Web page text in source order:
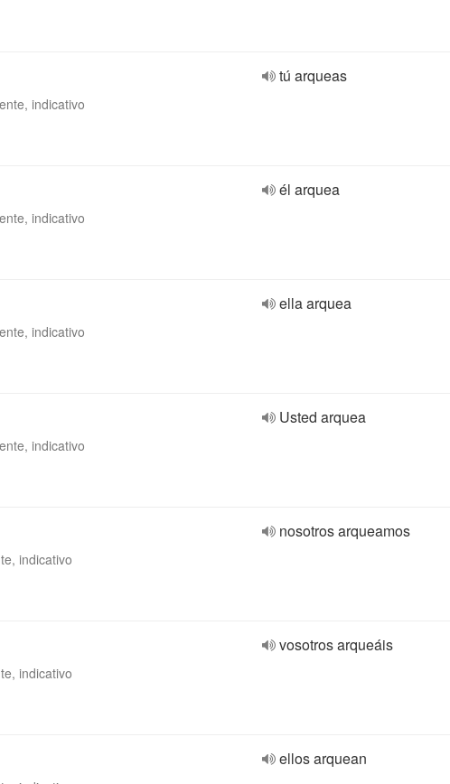
indicativo
tú arqueas
indicativo
él arquea
indicativo
ella arquea
indicativo
Usted arquea
indicativo
nosotros arqueamos
indicativo
vosotros arqueáis
ellos arquean